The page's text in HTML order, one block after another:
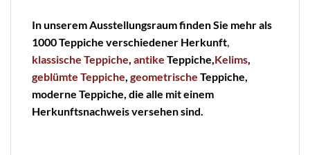
In unserem Ausstellungsraum finden Sie mehr als
1000 Teppiche verschiedener Herkunft
klassische Teppiche antike Teppiche, Kelims
geblümte Teppiche geometrische Teppiche,
moderne Teppiche, die alle mit einem
Herkunftsnachweis versehen sind.